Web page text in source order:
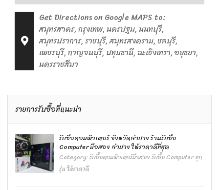
Get Directions on Google MAPS to:
สมุทรสาคร, กรุงเทพ, นครปฐม, นนทบุรี,
สมุทรปราการ, ราชบุรี, สมุทรสงคราม, ชลบุรี,
เพชรบุรี, กาญจนบุรี, ปทุมธานี, ฉะเชิงเทรา, อยุธยา,
นครราชสีมา
รายการรับซื้อที่แนะนำ
รับซื้อคอมพิวเตอร์ จังหวัดลำปาง ร้านรับซื้อ
Computer มือสอง ลำปาง ให้ราคาดีที่สุด
Category:รับซื้อคอมพิวเตอร์มือสอง รับซื้อ Computer ทุก
รุ่น ให้ราคาดี